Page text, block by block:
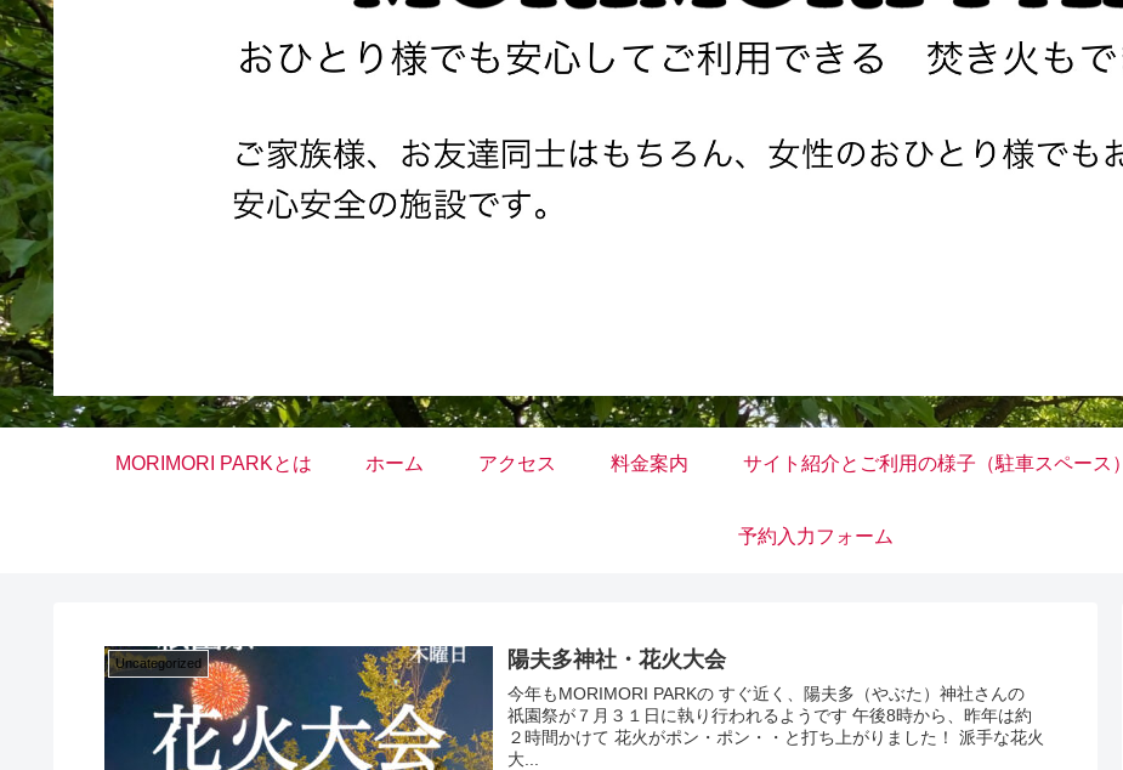
MORIMORI PARKとは ホーム アクセス 料金案内 サイト紹介とご利用の様子（駐車スペース）
予約入力フォーム
Uncategorized 陽夫多神社・花火大会
今年もMORIMORI PARKの すぐ近く、陽夫多（やぶた）神社さんの
祇園祭が７月３１日に執り行われるようです 午後8時から、昨年は約
２時間かけて 花火がポン・ポン・・と打ち上がりました！ 派手な花火
大...